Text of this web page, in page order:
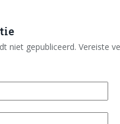
niet gepubliceerd. Vereiste